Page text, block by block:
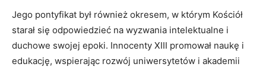
Jego pontyfikat był również okresem, w którym Kościół
starał się odpowiedzieć na wyzwania intelektualne i
duchowe swojej epoki. Innocenty XIII promował naukę i
edukację, wspierając rozwój uniwersytetów i akademii